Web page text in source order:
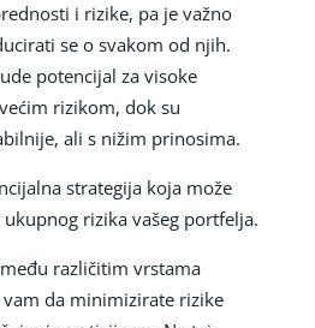
i rizike, pa je važno
se o svakom od njih.
potencijal za visoke
rizikom, dok su
ali s nižim prinosima.
strategija koja može
rizika vašeg portfelja.
različitim vrstama
da minimizirate rizike